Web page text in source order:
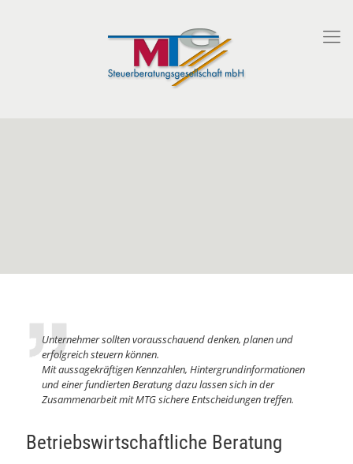
Unternehmer sollten vorausschauend denken, planen und
erfolgreich steuern können.
Mit aussagekräftigen Kennzahlen, Hintergrundinformationen
und einer fundierten Beratung dazu lassen sich in der
Zusammenarbeit mit MTG sichere Entscheidungen treffen.
Betriebswirtschaftliche Beratung